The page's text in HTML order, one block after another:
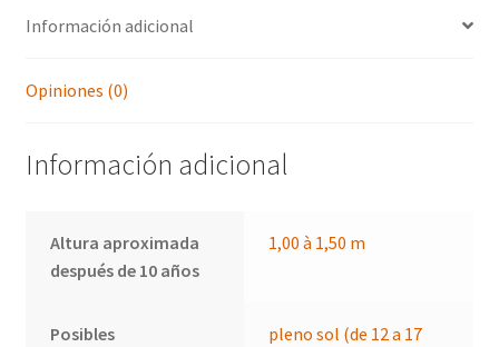
Información adicional
Opiniones (0)
Información adicional
Altura aproximada
después de 10 años
1,00 à 1,50 m
Posibles
pleno sol (de 12 a 17